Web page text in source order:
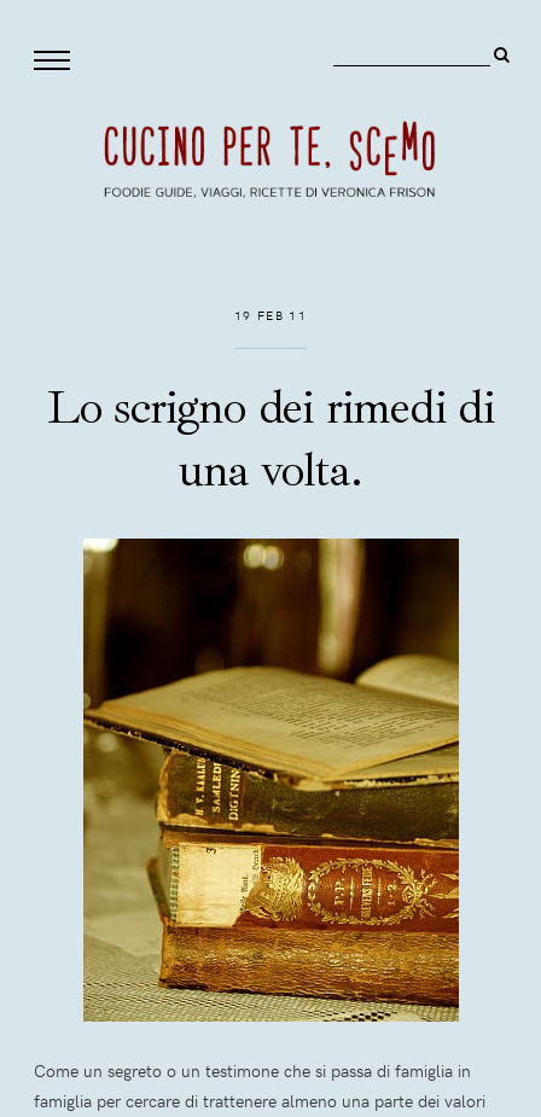
19 FEB 11
Lo scrigno dei rimedi di
una volta.
Come un segreto o un testimone che si passa di famiglia in
famiglia per cercare di trattenere almeno una parte dei valori